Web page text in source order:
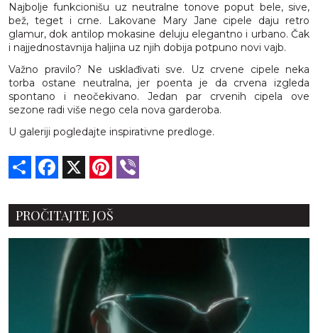
Najbolje funkcionišu uz neutralne tonove poput bele, sive,
bež, teget i crne. Lakovane Mary Jane cipele daju retro
glamur, dok antilop mokasine deluju elegantno i urbano. Čak
i najjednostavnija haljina uz njih dobija potpuno novi vajb.
Važno pravilo? Ne usklađivati sve. Uz crvene cipele neka
torba ostane neutralna, jer poenta je da crvena izgleda
spontano i neočekivano. Jedan par crvenih cipela ove
sezone radi više nego cela nova garderoba.
U galeriji pogledajte inspirativne predloge.
Share Facebook Pinterest
PROČITAJTE JOŠ